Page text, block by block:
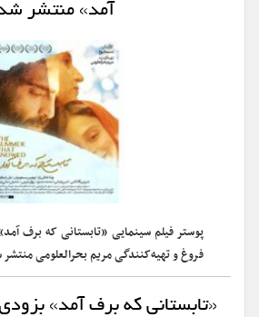
آمد» منتشر
پوستر فیلم سینمایی «تابستانی که برف
فروغ و تهیه‌کنندگی مریم بحرالعلومی
«تابستانی که برف آمد»